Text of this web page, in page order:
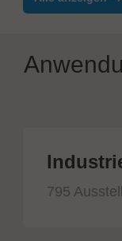
795